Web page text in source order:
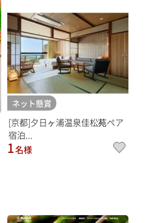
ネット懸賞
[京都]夕日ヶ浦温泉佳松苑ペア
宿泊...
1名様